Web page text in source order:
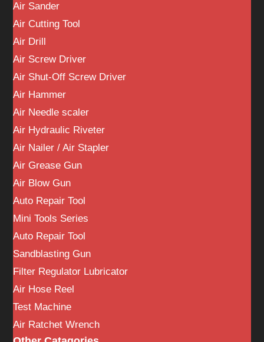
Air Sander
Air Cutting Tool
Air Drill
Air Screw Driver
Air Shut-Off Screw Driver
Air Hammer
Air Needle scaler
Air Hydraulic Riveter
Air Nailer / Air Stapler
Air Grease Gun
Air Blow Gun
Auto Repair Tool
Mini Tools Series
Auto Repair Tool
Sandblasting Gun
Filter Regulator Lubricator
Air Hose Reel
Test Machine
Air Ratchet Wrench